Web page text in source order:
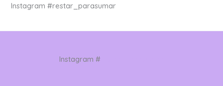
Instagram #restar_parasumar
Instagram #